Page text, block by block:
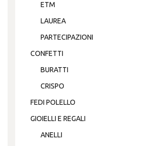
ETM
LAUREA
PARTECIPAZIONI
CONFETTI
BURATTI
CRISPO
FEDI POLELLO
GIOIELLI E REGALI
ANELLI